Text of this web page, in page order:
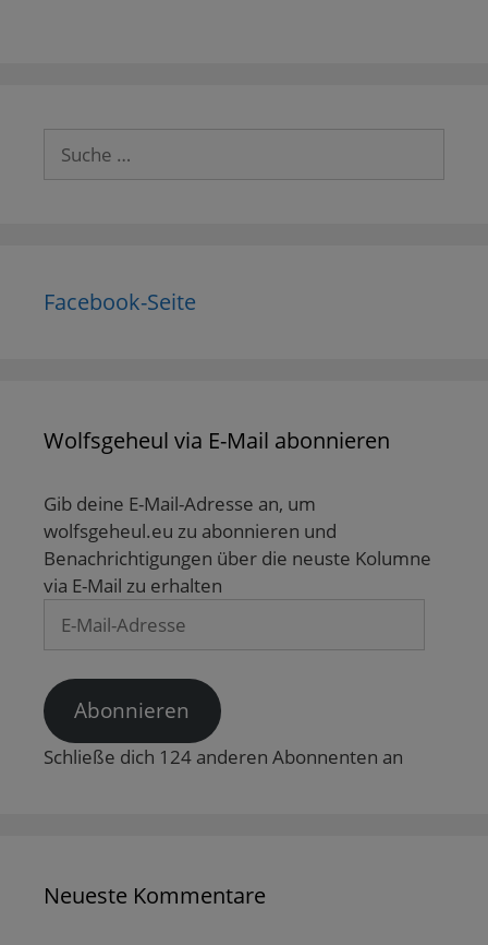
Suche
nach:
Facebook-Seite
Wolfsgeheul via E-Mail abonnieren
Gib deine E-Mail-Adresse an, um
wolfsgeheul.eu zu abonnieren und
Benachrichtigungen über die neuste Kolumne
via E-Mail zu erhalten
Mail-
Abonnieren
Schließe dich 124 anderen Abonnenten an
Neueste Kommentare